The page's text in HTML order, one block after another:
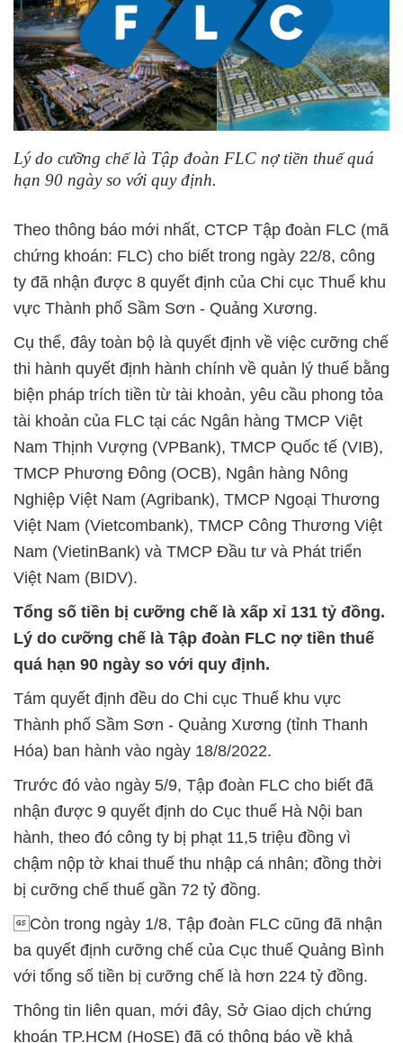
Lý do cưỡng chế là Tập đoàn FLC nợ tiền thuế quá
hạn 90 ngày so với quy định.
Theo thông báo mới nhất, CTCP Tập đoàn FLC (mã
chứng khoán: FLC) cho biết trong ngày 22/8, công
ty đã nhận được 8 quyết định của Chi cục Thuế khu
vực Thành phố Sầm Sơn - Quảng Xương.
Cụ thể, đây toàn bộ là quyết định về việc cưỡng chế
thi hành quyết định hành chính về quản lý thuế bằng
biện pháp trích tiền từ tài khoản, yêu cầu phong tỏa
tài khoản của FLC tại các Ngân hàng TMCP Việt
Nam Thịnh Vượng (VPBank), TMCP Quốc tế (VIB),
TMCP Phương Đông (OCB), Ngân hàng Nông
Nghiệp Việt Nam (Agribank), TMCP Ngoại Thương
Việt Nam (Vietcombank), TMCP Công Thương Việt
Nam (VietinBank) và TMCP Đầu tư và Phát triển
Việt Nam (BIDV).
Tổng số tiền bị cưỡng chế là xấp xỉ 131 tỷ đồng.
Lý do cưỡng chế là Tập đoàn FLC nợ tiền thuế
quá hạn 90 ngày so với quy định.
Tám quyết định đều do Chi cục Thuế khu vực
Thành phố Sầm Sơn - Quảng Xương (tỉnh Thanh
Hóa) ban hành vào ngày 18/8/2022.
Trước đó vào ngày 5/9, Tập đoàn FLC cho biết đã
nhận được 9 quyết định do Cục thuế Hà Nội ban
hành, theo đó công ty bị phạt 11,5 triệu đồng vì
chậm nộp tờ khai thuế thu nhập cá nhân; đồng thời
bị cưỡng chế thuế gần 72 tỷ đồng.
Còn trong ngày 1/8, Tập đoàn FLC cũng đã nhận
ba quyết định cưỡng chế của Cục thuế Quảng Bình
với tổng số tiền bị cưỡng chế là hơn 224 tỷ đồng.
Thông tin liên quan, mới đây, Sở Giao dịch chứng
khoán TP.HCM (HoSE) đã có thông báo về khả